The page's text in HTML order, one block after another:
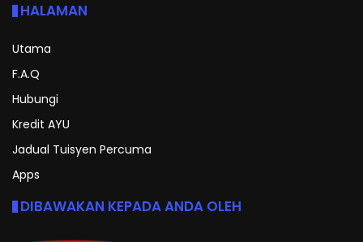
HALAMAN
Utama
F.A.Q
Hubungi
Kredit AYU
Jadual Tuisyen Percuma
Apps
DIBAWAKAN KEPADA ANDA OLEH